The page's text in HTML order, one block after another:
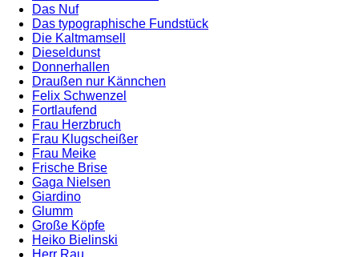
Das Nuf
Das typographische Fundstück
Die Kaltmamsell
Dieseldunst
Donnerhallen
Draußen nur Kännchen
Felix Schwenzel
Fortlaufend
Frau Herzbruch
Frau Klugscheißer
Frau Meike
Frische Brise
Gaga Nielsen
Giardino
Glumm
Große Köpfe
Heiko Bielinski
Herr Rau